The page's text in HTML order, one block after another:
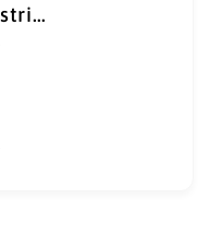
Vibe Metal -Industrial Metal Supply